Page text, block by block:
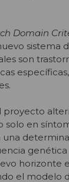
Domain
sistema
son
en
horizonte
el modelo